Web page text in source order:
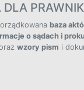
DLA
baza
o sądach i
wzory pism i